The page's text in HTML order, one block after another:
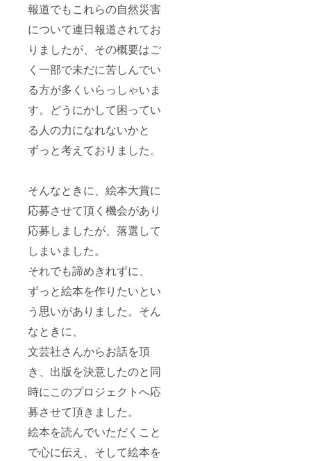
報道でもこれらの自然災害
について連日報道されてお
りましたが、その概要はご
く一部で未だに苦しんでい
る方が多くいらっしゃいま
す。どうにかして困ってい
る人の力になれないかと
ずっと考えておりました。
そんなときに、絵本大賞に
応募させて頂く機会があり
応募しましたが、落選して
しまいました。
それでも諦めきれずに、
ずっと絵本を作りたいとい
う思いがありました。そん
なときに、
文芸社さんからお話を頂
き、出版を決意したのと同
時にこのプロジェクトへ応
募させて頂きました。
絵本を読んでいただくこと
で心に伝え、そして絵本を